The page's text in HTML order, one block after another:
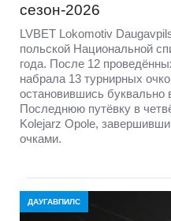
сезон-2026
LVBET Lokomotiv
польской Национальной
года. После 12
набрала 13 турнирных
остановившись
Последнюю путёвку в
Kolejarz Opole,
очками.
ДАУГАВПИЛС